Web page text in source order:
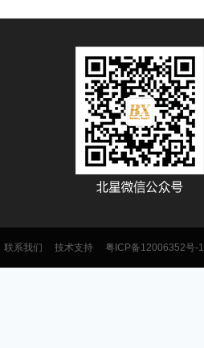
联系我们 技术支持 粤ICP备12006352号-1